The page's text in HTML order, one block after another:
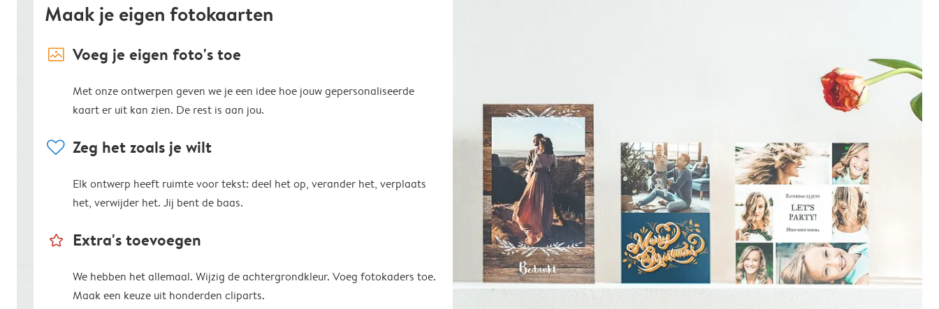
Maak je eigen fotokaarten
image_placeholder Voeg je eigen foto's toe
Met onze ontwerpen geven we je een idee hoe jouw gepersonaliseerde
kaart er uit kan zien. De rest is aan jou.
heart Zeg het zoals je wilt
Elk ontwerp heeft ruimte voor tekst: deel het op, verander het, verplaats
het, verwijder het. Jij bent de baas.
star_outline Extra's toevoegen
We hebben het allemaal. Wijzig de achtergrondkleur. Voeg fotokaders toe.
Maak een keuze uit honderden cliparts.